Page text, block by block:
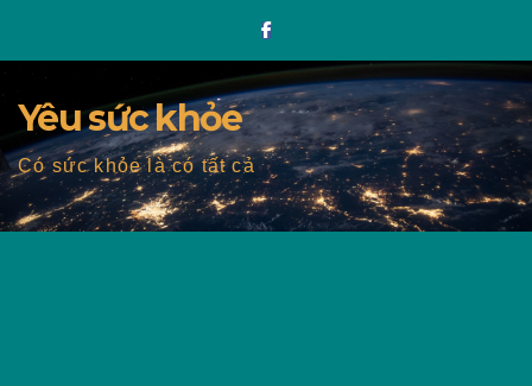
Yêu sức khỏe
Có sức khỏe là có tất cả